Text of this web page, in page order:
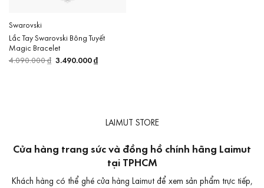
Swarovski
Lắc Tay Swarovski Bông Tuyết
Magic Bracelet
4.090.000₫ Giá
gốc
3.490.000₫Giá
hiện
LAIMUT STORE
Cửa hàng trang sức và đồng hồ chính hãng Laimut
tại TPHCM
Khách hàng có thể ghé cửa hàng Laimut để xem sản phẩm trực tiếp,